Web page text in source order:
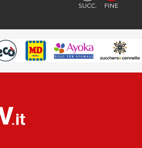
SUCC. FINE